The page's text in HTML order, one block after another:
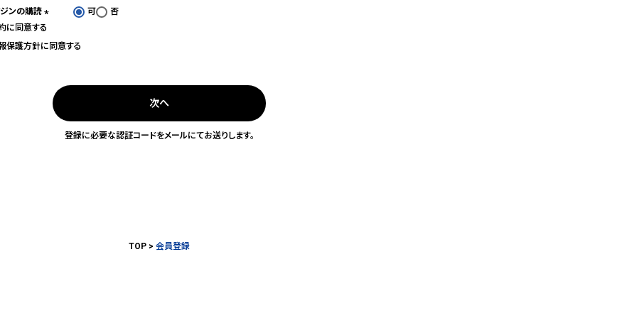
ンの購読
(必
須)
可
否
に同意する
保護方針に同意する
次へ
登録に必要な認証コードをメールにてお送りします。
TOP 会員登録